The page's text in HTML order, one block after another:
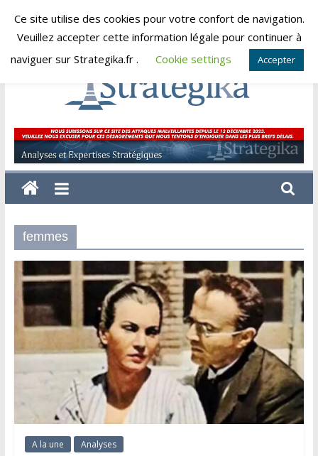
Skip
samedi, août 8, 2026
Strategika
Expertise
et
Analyses
femmes
A la une Analyses
Ce site utilise des cookies pour votre confort de navigation.
Veuillez accepter cette information légale pour continuer à
naviguer sur Strategika.fr .
Cookie settings Accepter